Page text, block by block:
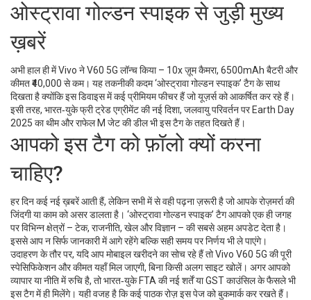
ओस्ट्रावा गोल्डन स्पाइक से जुड़ी मुख्य
ख़बरें
अभी हाल ही में Vivo ने V60 5G लॉन्च किया – 10x ज़ूम कैमरा, 6500mAh बैटरी और
कीमत ₹40,000 से कम। यह तकनीकी कदम ‘ओस्ट्रावा गोल्डन स्पाइक’ टैग के साथ
दिखता है क्योंकि इस डिवाइस में कई प्रीमियम फीचर हैं जो यूज़र्स को आकर्षित कर रहे हैं।
इसी तरह, भारत‑युके फ्री ट्रेड एग्रीमेंट की नई दिशा, जलवायु परिवर्तन पर Earth Day
2025 का थीम और राफेल M जेट की डील भी इस टैग के तहत दिखते हैं।
आपको इस टैग को फ़ॉलो क्यों करना
चाहिए?
हर दिन कई नई ख़बरें आती हैं, लेकिन सभी में से वही पढ़ना ज़रूरी है जो आपके रोज़मर्रा की
जिंदगी या काम को असर डालता है। ‘ओस्ट्रावा गोल्डन स्पाइक’ टैग आपको एक ही जगह
पर विभिन्न क्षेत्रों – टेक, राजनीति, खेल और विज्ञान – की सबसे अहम अपडेट देता है।
इससे आप न सिर्फ जानकारी में आगे रहेंगे बल्कि सही समय पर निर्णय भी ले पाएंगे।
उदाहरण के तौर पर, यदि आप मोबाइल खरीदने का सोच रहे हैं तो Vivo V60 5G की पूरी
स्पेसिफिकेशन और कीमत यहाँ मिल जाएगी, बिना किसी अलग साइट खोलें। अगर आपको
व्यापार या नीति में रुचि है, तो भारत‑युके FTA की नई शर्तें या GST काउंसिल के फैसले भी
इस टैग में ही मिलेंगे। यही वजह है कि कई पाठक रोज़ इस पेज को बुकमार्क कर रखते हैं।